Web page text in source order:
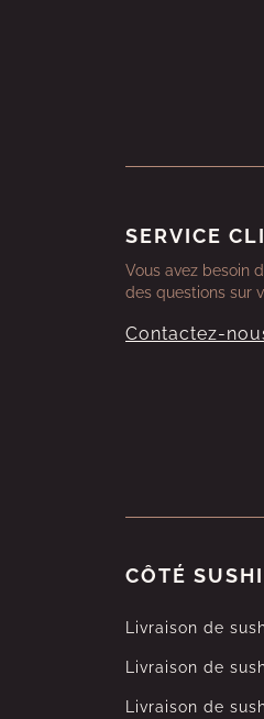
SERVICE
Vous avez besoin
des questions sur
Contactez-
CÔTÉ
Livraison de
Livraison de
Livraison de